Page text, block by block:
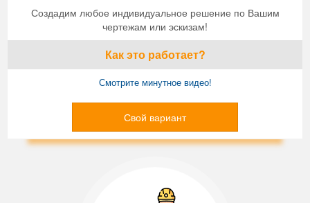
Создадим любое индивидуальное решение по Вашим
чертежам или эскизам!
Как это работает?
Смотрите минутное видео!
Свой вариант